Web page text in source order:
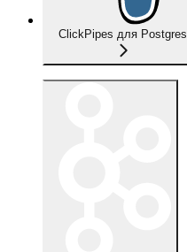
ClickPipes для Postgres